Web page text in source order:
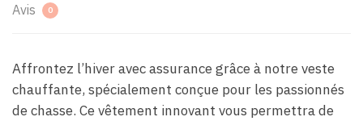
Avis 0
Affrontez l’hiver avec assurance grâce à notre veste
chauffante, spécialement conçue pour les passionnés
de chasse. Ce vêtement innovant vous permettra de